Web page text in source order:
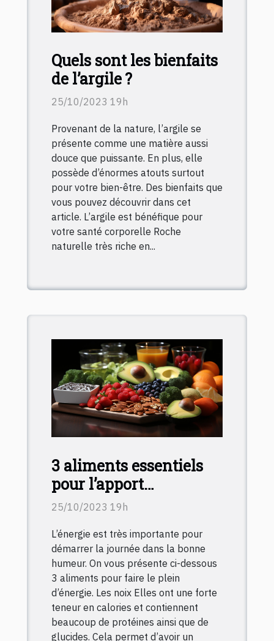
Quels sont les bienfaits
de l’argile ?
25/10/2023 19h
Provenant de la nature, l’argile se
présente comme une matière aussi
douce que puissante. En plus, elle
possède d’énormes atouts surtout
pour votre bien-être. Des bienfaits que
vous pouvez découvrir dans cet
article. L’argile est bénéfique pour
votre santé corporelle Roche
naturelle très riche en...
3 aliments essentiels
pour l’apport
énergétique
25/10/2023 19h
L’énergie est très importante pour
démarrer la journée dans la bonne
humeur. On vous présente ci-dessous
3 aliments pour faire le plein
d’énergie. Les noix Elles ont une forte
teneur en calories et contiennent
beaucoup de protéines ainsi que de
glucides. Cela permet d’avoir un